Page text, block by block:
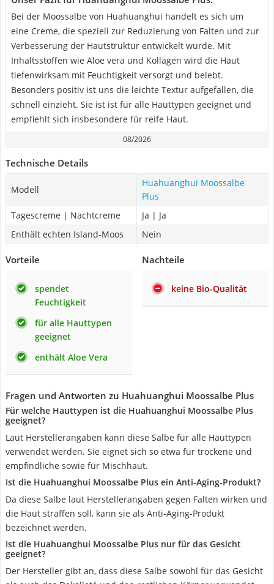
Bei der Moossalbe von Huahuanghui handelt es sich um
eine Creme, die speziell zur Reduzierung von Falten und zur
Verbesserung der Hautstruktur entwickelt wurde. Mit
Inhaltsstoffen wie Aloe vera und Kollagen wird die Haut
tiefenwirksam mit Feuchtigkeit versorgt und belebt.
Besonders positiv ist uns die leichte Textur aufgefallen, die
schnell einzieht. Sie ist ist für alle Hauttypen geeignet und
empfiehlt sich insbesondere für reife Haut.
08/2026
Technische Details
Modell
Huahuanghui Moossalbe
Plus
Tagescreme | Nachtcreme
Ja | Ja
Enthält echten Island-Moos
Nein
Vorteile
spendet
Feuchtigkeit
für alle Hauttypen
geeignet
enthält Aloe Vera
Nachteile
keine Bio-Qualität
Fragen und Antworten zu Huahuanghui Moossalbe Plus
Für welche Hauttypen ist die Huahuanghui Moossalbe Plus
geeignet?
Laut Herstellerangaben kann diese Salbe für alle Hauttypen
verwendet werden. Sie eignet sich so etwa für trockene und
empfindliche sowie für Mischhaut.
Ist die Huahuanghui Moossalbe Plus ein Anti-Aging-Produkt?
Da diese Salbe laut Herstellerangaben gegen Falten wirken und
die Haut straffen soll, kann sie als Anti-Aging-Produkt
bezeichnet werden.
Ist die Huahuanghui Moossalbe Plus nur für das Gesicht
geeignet?
Der Hersteller gibt an, dass diese Salbe sowohl für das Gesicht